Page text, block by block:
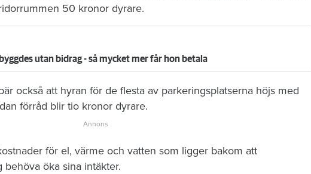
50 kronor dyrare.
utan bidrag - så mycket mer får hon betala
också att hyran för de flesta av parkeringsplatserna höjs med
förråd blir tio kronor dyrare.
för el, värme och vatten som ligger bakom att
behöva öka sina intäkter.